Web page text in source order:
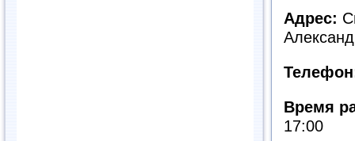
Адрес:
Время
17:00